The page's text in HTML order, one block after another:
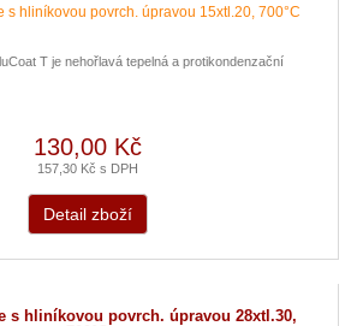
T je nehořlavá tepelná a protikondenzační
130,00 Kč
157,30 Kč s DPH
Detail zboží
s hliníkovou povrch. úpravou 28xtl.30,